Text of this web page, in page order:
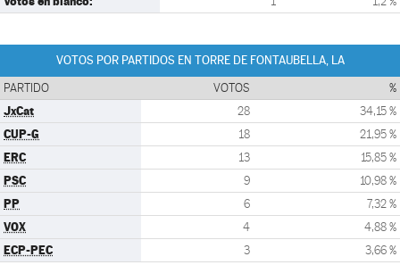
VOTOS POR PARTIDOS EN TORRE DE FONTAUBELLA, LA
PARTIDO VOTOS %
JxCat 28 34,15 %
CUP-G 18 21,95 %
ERC 13 15,85 %
PSC 9 10,98 %
PP 6 7,32 %
VOX 4 4,88 %
ECP-PEC 3 3,66 %